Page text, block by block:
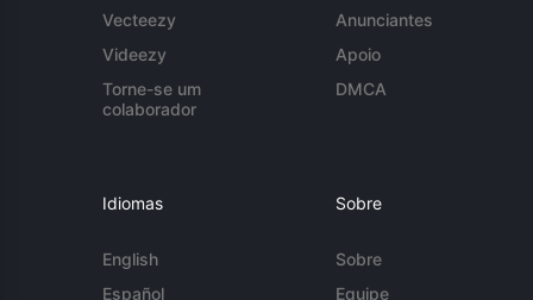
Vecteezy
Videezy
Torne-se um
colaborador
Anunciantes
Apoio
DMCA
Idiomas
English
Español
Sobre
Sobre
Equipe